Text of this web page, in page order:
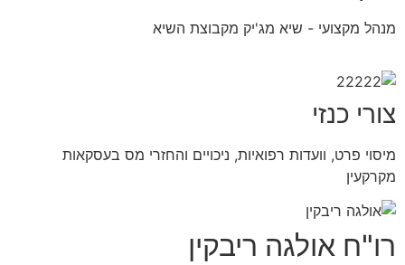
מנהל מקצועי - שיא מג'יק מקבוצת השיא
צורי כנזי
מיסוי פרט, וועדות רפואיות, ניכויים והחזרי מס בעסקאות
מקרקעין
רו"ח אולגה ריבקין